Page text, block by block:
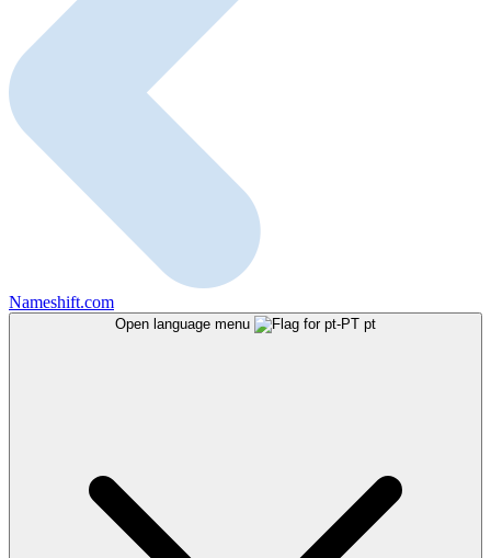
Nameshift.com
Open language menu pt